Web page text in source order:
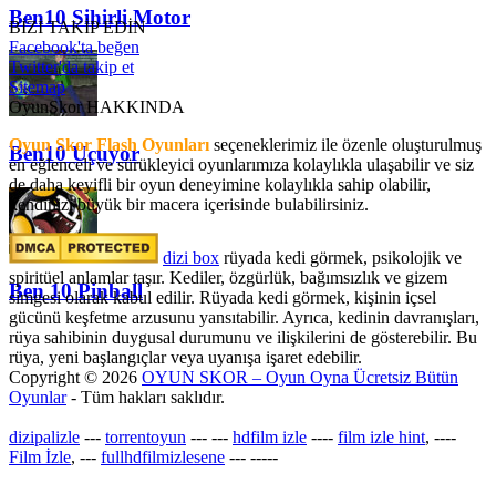
Ben10 Sihirli Motor
Ben10 Uçuyor
Ben 10 Pinball
BİZİ TAKİP EDİN
Facebook'ta beğen
Twitter'da takip et
Sitemap
OyunSkor HAKKINDA
Oyun Skor Flash Oyunları seçeneklerimiz ile özenle oluşturulmuş
en eğlenceli ve sürükleyici oyunlarımıza kolaylıkla ulaşabilir ve siz
de daha keyifli bir oyun deneyimine kolaylıkla sahip olabilir,
kendinizi büyük bir macera içerisinde bulabilirsiniz.
dizi box rüyada kedi görmek​, psikolojik ve
spiritüel anlamlar taşır. Kediler, özgürlük, bağımsızlık ve gizem
simgesi olarak kabul edilir. Rüyada kedi görmek, kişinin içsel
gücünü keşfetme arzusunu yansıtabilir. Ayrıca, kedinin davranışları,
rüya sahibinin duygusal durumunu ve ilişkilerini de gösterebilir. Bu
rüya, yeni başlangıçlar veya uyanışa işaret edebilir.
Copyright © 2026 OYUN SKOR – Oyun Oyna Ücretsiz Bütün
Oyunlar- Tüm hakları saklıdır.
dizipalizle --- torrentoyun --- --- hdfilm izle ---- film izle hint, ----
Film İzle, --- fullhdfilmizlesene --- -----